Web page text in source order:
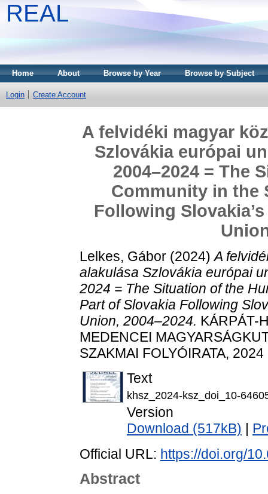
REAL
Home About Browse by Year Browse by Subject
Login Create Account
A felvidéki magyar
Szlovákia európai
2004–2024 = The
Community in the
Following
Lelkes, Gábor (2024)A
alakulása Szlovákia európai
2024 = The Situation of the
Part of Slovakia Following
Union, 2004–2024. KÁRPÁT-
MEDENCEI
SZAKMAI FOLYÓIRATA,
Text
khsz_2024-ksz_doi_10-
Version
Download (517kB)
Official URL: https://doi.org/
Abstract